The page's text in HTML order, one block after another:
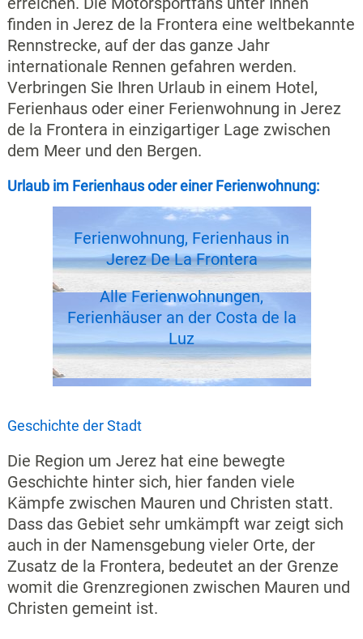
finden in Jerez de la Frontera eine weltbekannte
Rennstrecke, auf der das ganze Jahr
internationale Rennen gefahren werden.
Verbringen Sie Ihren Urlaub in einem Hotel,
Ferienhaus oder einer Ferienwohnung in Jerez
de la Frontera in einzigartiger Lage zwischen
dem Meer und den Bergen.
Urlaub im Ferienhaus oder einer Ferienwohnung:
Ferienwohnung, Ferienhaus in
Jerez De La Frontera
Alle Ferienwohnungen,
Ferienhäuser an der Costa de la
Luz
Geschichte der Stadt
Die Region um Jerez hat eine bewegte
Geschichte hinter sich, hier fanden viele
Kämpfe zwischen Mauren und Christen statt.
Dass das Gebiet sehr umkämpft war zeigt sich
auch in der Namensgebung vieler Orte, der
Zusatz de la Frontera, bedeutet an der Grenze
womit die Grenzregionen zwischen Mauren und
Christen gemeint ist.